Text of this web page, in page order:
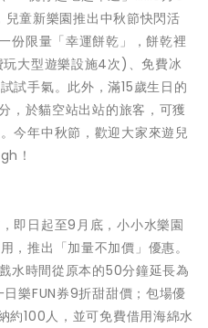
童新樂園推出中秋節快閃活
份限量「幸運餅乾」，餅乾裡
大型遊樂設施4次)、免費冰
試手氣。此外，滿15歲生日的
，於貓空站出站的旅客，可獲
今年中秋節，歡迎大家來遊兒
！
即日起至9月底，小小水樂園
，推出「加量不加價」優惠。
水時間從原本的50分鐘延長為
樂FUN券9折甜甜價；包場優
約100人，並可免費借用海綿水